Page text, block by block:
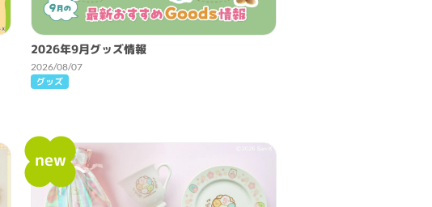
2026年9月グッズ情報
2026/08/07
グッズ
new